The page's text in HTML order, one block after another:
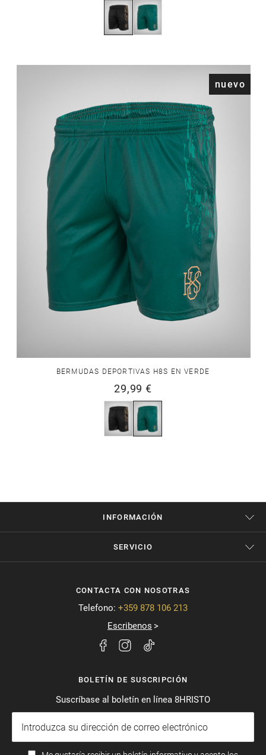
nuevo
BERMUDAS DEPORTIVAS H8S EN VERDE
29,99 €
INFORMACIÓN
SERVICIO
CONTACTA CON NOSOTRAS
Telefono: +359 878 106 213
Escribenos
BOLETÍN DE SUSCRIPCIÓN
Suscríbase al boletín en línea 8HRISTO